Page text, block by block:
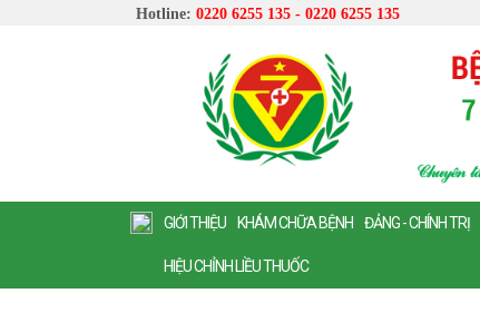
Hotline: 0220 6255 135 - 0220 6255 135
GIỚI THIỆU KHÁM CHỮA BỆNH ĐẢNG - CHÍNH TRỊ
HIỆU CHỈNH LIỀU THUỐC